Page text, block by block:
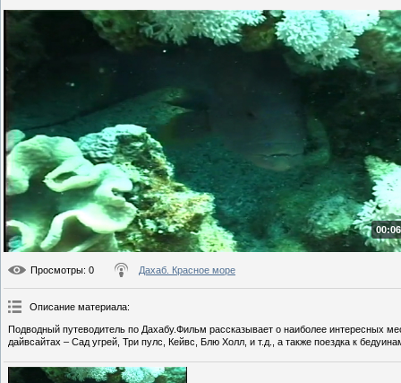
Просмотры: 0 Дахаб. Красное море
Описание материала:
Подводный путеводитель по Дахабу.Фильм рассказывает о наиболее интересных
дайвсайтах – Сад угрей, Три пулс, Кейвс, Блю Холл, и т.д., а также поездка к